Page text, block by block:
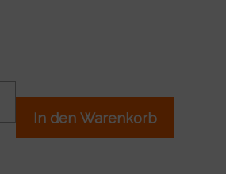
In den Warenkorb